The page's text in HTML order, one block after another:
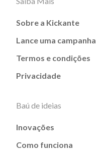
Sobre a Kickante
Lance uma campanha
Termos e condições
Privacidade
Baú de ideias
Inovações
Como funciona